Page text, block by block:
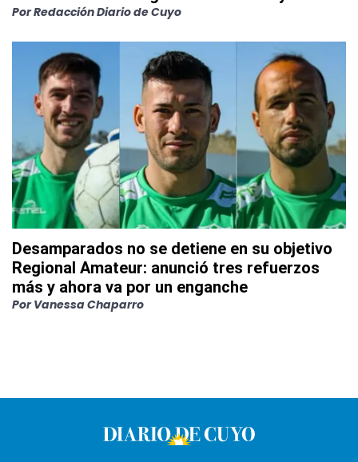
PorRedacción Diario de Cuyo
Desamparados no se detiene en su objetivo
Regional Amateur: anunció tres refuerzos
más y ahora va por un enganche
Por Vanessa Chaparro